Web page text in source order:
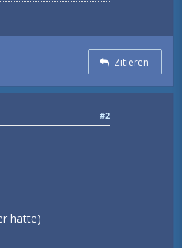
Zitieren
#2
hatte)